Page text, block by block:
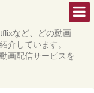
など、どの動画
介しています。
画配信サービスを